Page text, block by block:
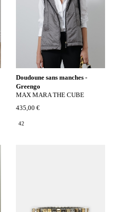
Doudoune sans manches -
Greengo
MAX MARA THE CUBE
435,00 €
42